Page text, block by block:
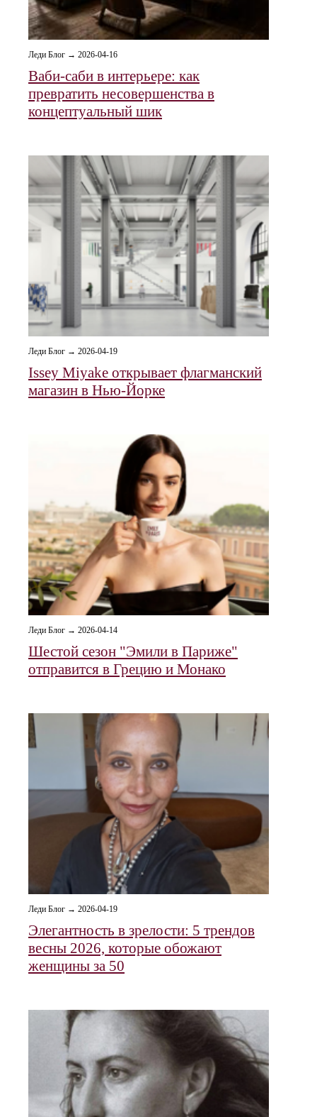
Леди Блог → 2026-04-16
Ваби-саби в интерьере: как
превратить несовершенства в
концептуальный шик
Леди Блог → 2026-04-19
Issey Miyake открывает флагманский
магазин в Нью-Йорке
Леди Блог → 2026-04-14
Шестой сезон "Эмили в Париже"
отправится в Грецию и Монако
Леди Блог → 2026-04-19
Элегантность в зрелости: 5 трендов
весны 2026, которые обожают
женщины за 50